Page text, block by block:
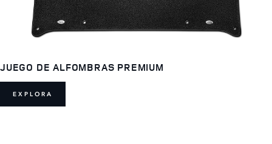
JUEGO DE ALFOMBRAS PREMIUM
EXPLORA